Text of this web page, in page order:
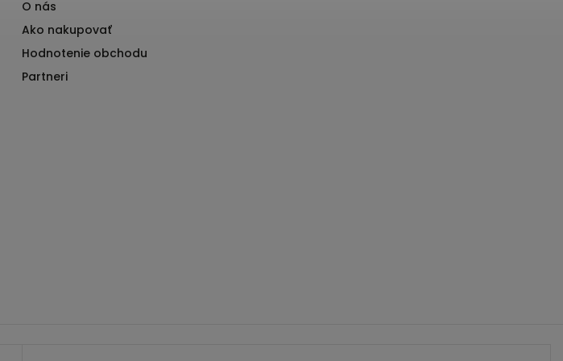
O nás
Ako nakupovať
Hodnotenie obchodu
Partneri